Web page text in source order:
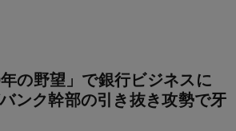
の野望」で銀行ビジネスに
ンク幹部の引き抜き攻勢で牙